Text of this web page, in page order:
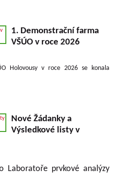
1. Demonstrační farma
VŠÚO v roce 2026
Holovousy v roce 2026 se konala
Nové Žádanky a
Výsledkové listy v
Laboratoře prvkové analýzy